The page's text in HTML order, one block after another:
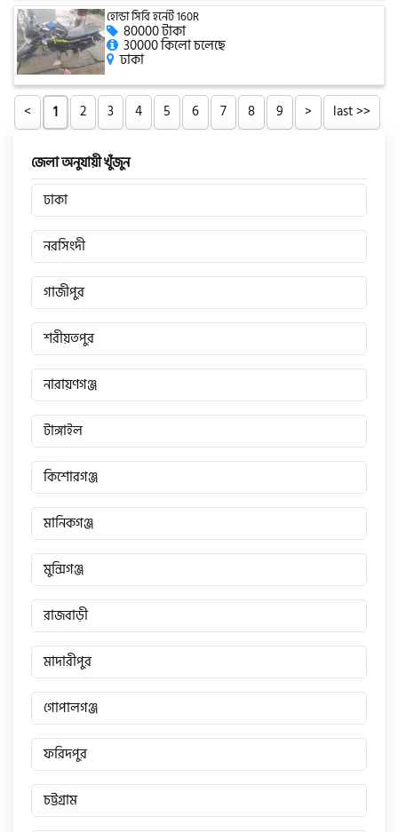
হোন্ডা সিবি হর্নেট 160R
80000 টাকা
30000 কিলো চলেছে
ঢাকা
< 1 2 3 4 5 6 7 8 9 > last >>
জেলা অনুযায়ী খুঁজুন
ঢাকা
নরসিংদী
গাজীপুর
শরীয়তপুর
নারায়ণগঞ্জ
টাঙ্গাইল
কিশোরগঞ্জ
মানিকগঞ্জ
মুন্সিগঞ্জ
রাজবাড়ী
মাদারীপুর
গোপালগঞ্জ
ফরিদপুর
চট্টগ্রাম